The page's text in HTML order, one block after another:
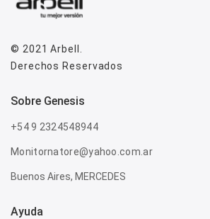
© 2021Arbell
Derechos Reservados
sobre genesis
+54 9 2324548944
Monitornatore@yahoo.com.ar
Buenos Aires, MERCEDES
Ayuda